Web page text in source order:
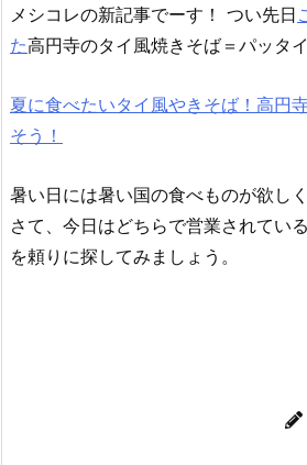
メシコレの新記事でーす！ つい先日
た高円寺のタイ風焼きそば＝パッタ
夏に食べたいタイ風やきそば！高円
そう！
暑い日には暑い国の食べものが欲し
さて、今日はどちらで営業されてい
を頼りに探してみましょう。